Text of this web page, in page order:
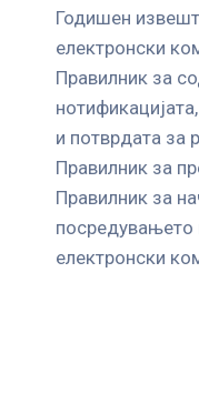
Годишен
електронски
Правилник за
и потврдата за
Правилник за
Правилник за
посредувањето
електронски